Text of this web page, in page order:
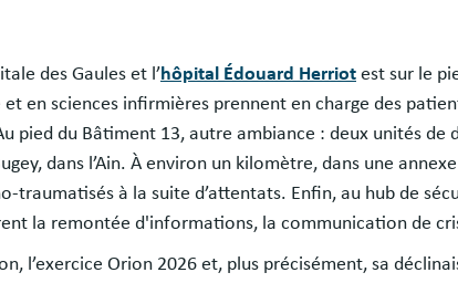
des Gaules et l’hôpital Édouard Herriot est sur le
en sciences infirmières prennent en charge des
pied du Bâtiment 13, autre ambiance : deux unités
dans l’Ain. À environ un kilomètre, dans une
traumatisés à la suite d’attentats. Enfin, au hub de
la remontée d'informations, la communication de
l’exercice Orion 2026 et, plus précisément, sa